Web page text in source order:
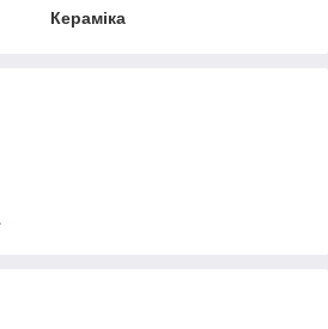
Кераміка